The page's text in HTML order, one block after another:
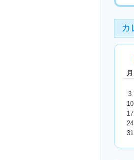
月
3
10
17
24
31